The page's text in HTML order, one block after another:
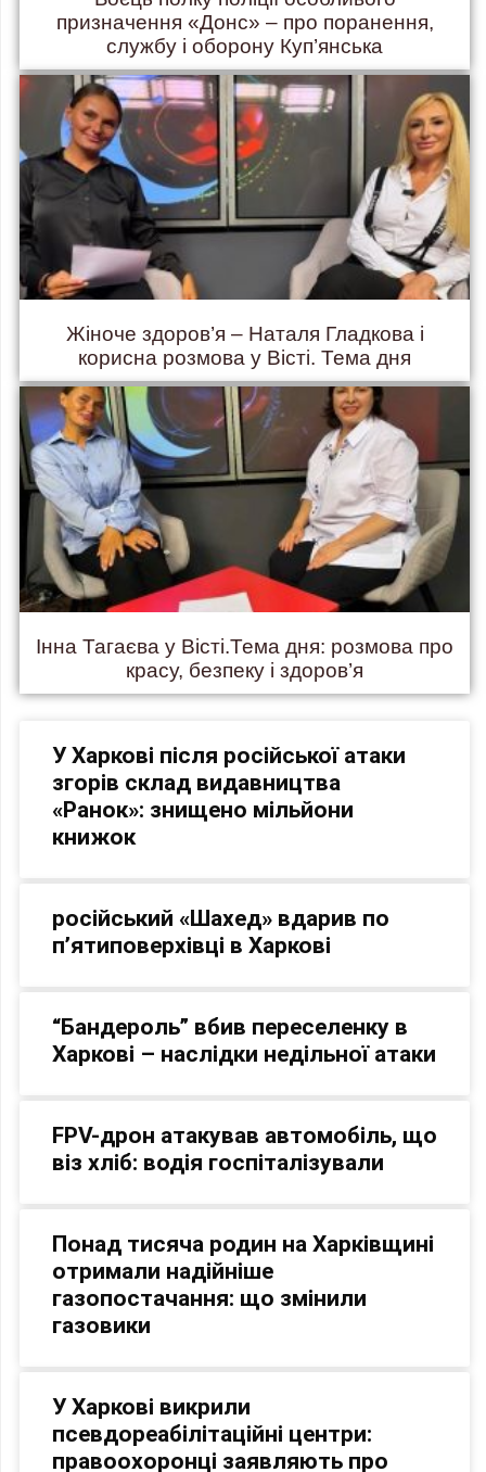
призначення «Донс» – про поранення,
службу і оборону Куп’янська
Жіноче здоров’я – Наталя Гладкова і
корисна розмова у Вісті. Тема дня
Інна Тагаєва у Вісті.Тема дня: розмова про
красу, безпеку і здоров’я
У Харкові після російської атаки
згорів склад видавництва
«Ранок»: знищено мільйони
книжок
російський «Шахед» вдарив по
п’ятиповерхівці в Харкові
“Бандероль” вбив переселенку в
Харкові – наслідки недільної атаки
FPV-дрон атакував автомобіль, що
віз хліб: водія госпіталізували
Понад тисяча родин на Харківщині
отримали надійніше
газопостачання: що змінили
газовики
У Харкові викрили
псевдореабілітаційні центри:
правоохоронці заявляють про